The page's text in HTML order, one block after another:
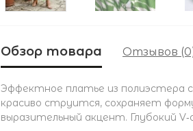
Обзор товара Отзывов
Эффектное платье из полиэстера
красиво струится, сохраняет
выразительный акцент. Глубокий